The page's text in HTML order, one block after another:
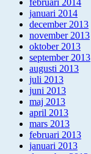
februari 2014
januari 2014
december 2013
november 2013
oktober 2013
september 2013
augusti 2013
juli 2013
juni 2013
maj 2013
april 2013
mars 2013
februari 2013
januari 2013